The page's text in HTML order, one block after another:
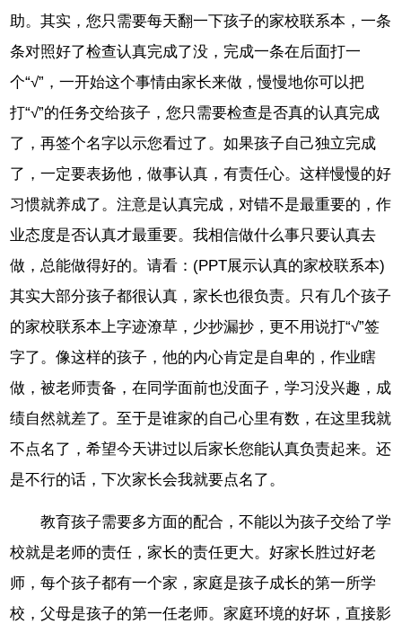
助。其实，您只需要每天翻一下孩子的家校联系本，一条
条对照好了检查认真完成了没，完成一条在后面打一
个“√”，一开始这个事情由家长来做，慢慢地你可以把
打“√”的任务交给孩子，您只需要检查是否真的认真完成
了，再签个名字以示您看过了。如果孩子自己独立完成
了，一定要表扬他，做事认真，有责任心。这样慢慢的好
习惯就养成了。注意是认真完成，对错不是最重要的，作
业态度是否认真才最重要。我相信做什么事只要认真去
做，总能做得好的。请看：(PPT展示认真的家校联系本)
其实大部分孩子都很认真，家长也很负责。只有几个孩子
的家校联系本上字迹潦草，少抄漏抄，更不用说打“√”签
字了。像这样的孩子，他的内心肯定是自卑的，作业瞎
做，被老师责备，在同学面前也没面子，学习没兴趣，成
绩自然就差了。至于是谁家的自己心里有数，在这里我就
不点名了，希望今天讲过以后家长您能认真负责起来。还
是不行的话，下次家长会我就要点名了。
教育孩子需要多方面的配合，不能以为孩子交给了学
校就是老师的责任，家长的责任更大。好家长胜过好老
师，每个孩子都有一个家，家庭是孩子成长的第一所学
校，父母是孩子的第一任老师。家庭环境的好坏，直接影